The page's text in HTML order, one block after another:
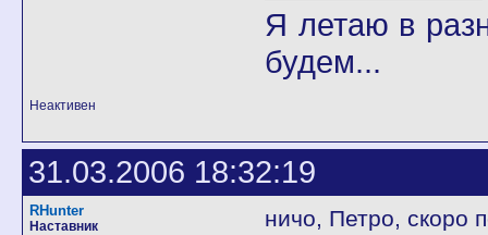
Я летаю в
будем...
Неактивен
31.03.2006 18:32:19
RHunter
Наставник
ничо, Петро, скоро